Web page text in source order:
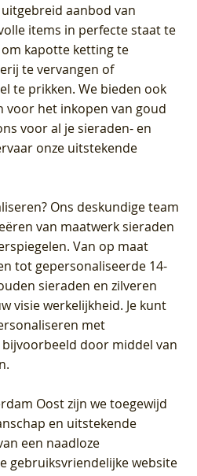
aanbod van
items in perfecte staat te
kapotte ketting te
te vervangen of
te prikken. We bieden ook
het inkopen van goud
voor al je sieraden- en
onze uitstekende
? Ons deskundige team
van maatwerk sieraden
Van op maat
tot gepersonaliseerde 14-
sieraden en zilveren
visie werkelijkheid. Je kunt
met
door middel van
Oostzijn we toegewijd
en uitstekende
een naadloze
gebruiksvriendelijke website